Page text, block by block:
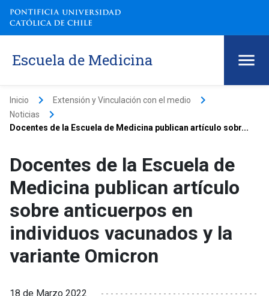
Escuela de Medicina
Inicio keyboard_arrow_right Extensión y Vinculación con el medio keyboard_arrow_right
Noticias keyboard_arrow_right
Docentes de la Escuela de Medicina publican artículo sobr...
Docentes de la Escuela de
Medicina publican artículo
sobre anticuerpos en
individuos vacunados y la
variante Omicron
18 de Marzo 2022